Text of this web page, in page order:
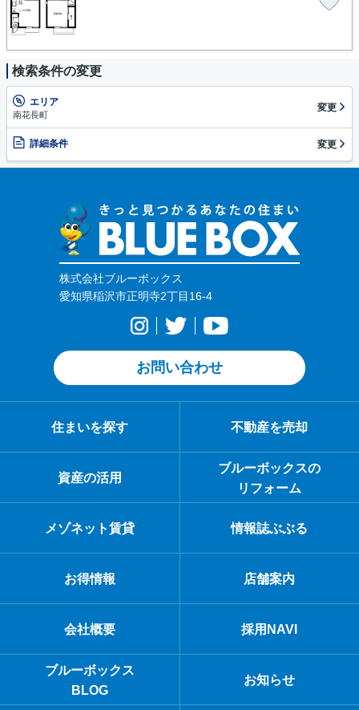
検索条件の変更
エリア
南花長町
変更
詳細条件 変更
株式会社ブルーボックス
愛知県稲沢市正明寺2丁目16-4
お問い合わせ
住まいを探す 不動産を売却
資産の活用
ブルーボックスの
リフォーム
メゾネット賃貸 情報誌ぶぶる
お得情報 店舗案内
会社概要 採用NAVI
ブルーボックス
BLOG
お知らせ